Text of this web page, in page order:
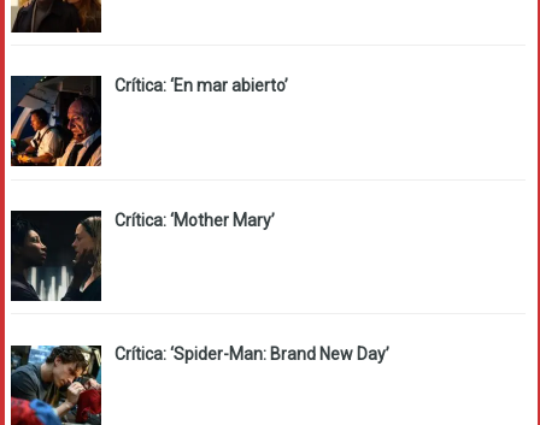
Crítica: ‘En mar abierto’
Crítica: ‘Mother Mary’
Crítica: ‘Spider-Man: Brand New Day’